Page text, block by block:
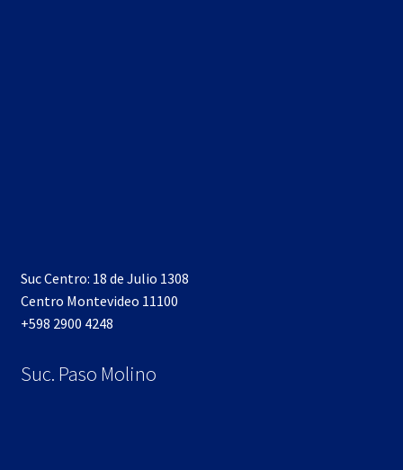
Suc Centro: 18 de Julio 1308
Centro Montevideo 11100
+598 2900 4248
Suc. Paso Molino